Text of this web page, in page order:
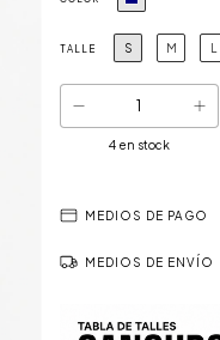
TALLE S M L
4en stock
MEDIOS DE PAGO
MEDIOS DE ENVÍO